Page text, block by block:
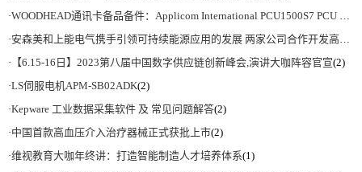
·WOODHEAD通讯卡备品备件：Applicom International PCU1500S7 PCU 1500 S7 V4.5.0
·安森美和上能电气携手引领可持续能源应用的发展 两家公司合作开发高性能储能和太阳能组串式逆变器方案 以实现可持续的未来
· 【6.15-16日】2023第八届中国数字供应链创新峰会,演讲大咖阵容官宣(2)
·LS伺服电机APM-SB02ADK(2)
·Kepware 工业数据采集软件 及 常见问题解答(2)
·中国首款高血压介入治疗器械正式获批上市(2)
·维视教育大咖年终讲：打造智能制造人才培养体系(1)